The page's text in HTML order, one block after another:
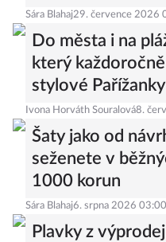
Sára Blahaj29. července 2026
Do města i na
který
stylové Pařížanky
Ivona Horváth Souralová8.
Šaty jako od
seženete v
1000 korun
Sára Blahaj6. srpna 2026 03:00
Plavky z